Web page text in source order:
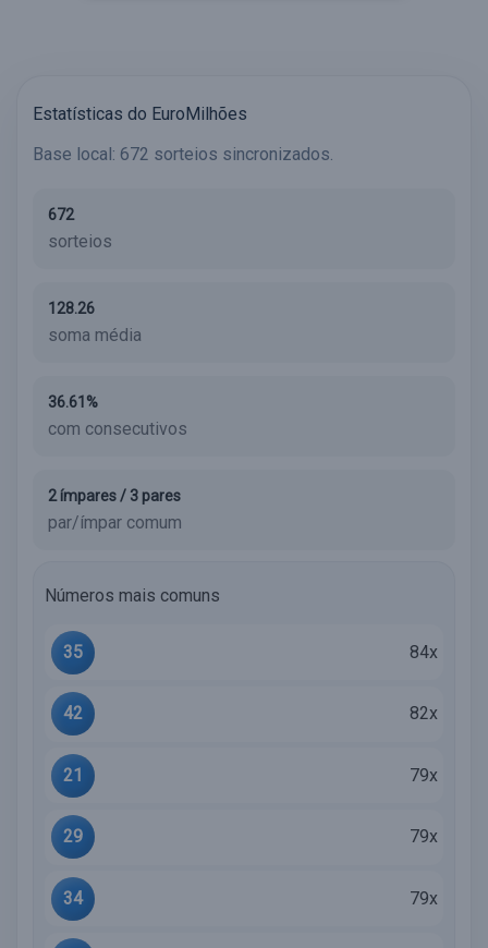
Estatísticas do EuroMilhões
Base local: 672 sorteios sincronizados.
672
sorteios
128.26
soma média
36.61%
com consecutivos
2 ímpares / 3 pares
par/ímpar comum
Números mais comuns
35 84x
42 82x
21 79x
29 79x
34 79x